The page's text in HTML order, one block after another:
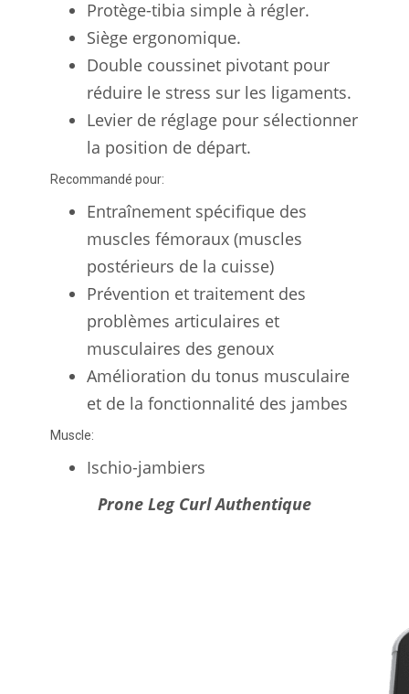
Protège-tibia simple à régler.
Siège ergonomique.
Double coussinet pivotant pour
réduire le stress sur les ligaments.
Levier de réglage pour sélectionner
la position de départ.
Recommandé pour:
Entraînement spécifique des
muscles fémoraux (muscles
postérieurs de la cuisse)
Prévention et traitement des
problèmes articulaires et
musculaires des genoux
Amélioration du tonus musculaire
et de la fonctionnalité des jambes
Muscle:
Ischio-jambiers
Prone Leg Curl Authentique